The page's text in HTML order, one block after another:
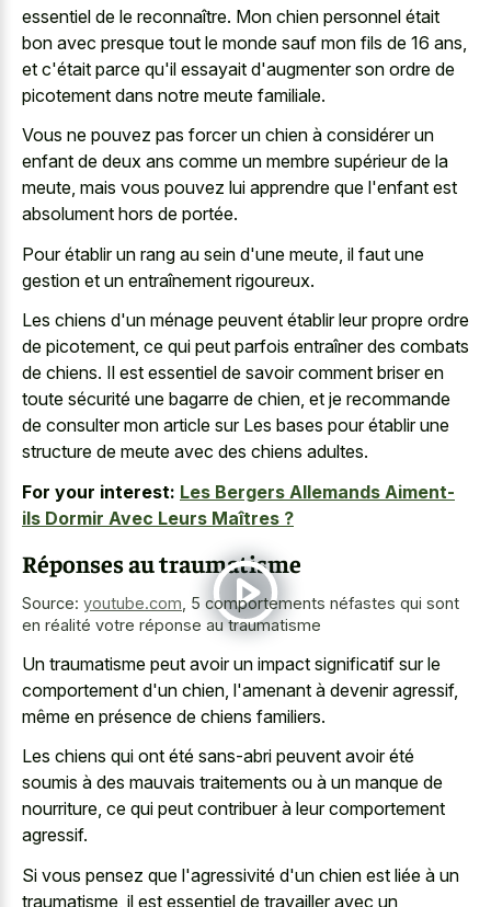
essentiel de le reconnaître. Mon chien personnel était
bon avec presque tout le monde sauf mon fils de 16 ans,
et c'était parce qu'il essayait d'augmenter son ordre de
picotement dans notre meute familiale.
Vous ne pouvez pas forcer un chien à considérer un
enfant de deux ans comme un membre supérieur de la
meute, mais vous pouvez lui apprendre que l'enfant est
absolument hors de portée.
Pour établir un rang au sein d'une meute, il faut une
gestion et un entraînement rigoureux.
Les chiens d'un ménage peuvent établir leur propre ordre
de picotement, ce qui peut parfois entraîner des combats
de chiens. Il est essentiel de savoir comment briser en
toute sécurité une bagarre de chien, et je recommande
de consulter mon article sur Les bases pour établir une
structure de meute avec des chiens adultes.
For your interest: Les Bergers Allemands Aiment-
ils Dormir Avec Leurs Maîtres ?
Réponses au traumatisme
Source: youtube.com 5 comportements néfastes qui sont
en réalité votre réponse au traumatisme
Un traumatisme peut avoir un impact significatif sur le
comportement d'un chien, l'amenant à devenir agressif,
même en présence de chiens familiers.
Les chiens qui ont été sans-abri peuvent avoir été
soumis à des mauvais traitements ou à un manque de
nourriture, ce qui peut contribuer à leur comportement
agressif.
Si vous pensez que l'agressivité d'un chien est liée à un
traumatisme, il est essentiel de travailler avec un